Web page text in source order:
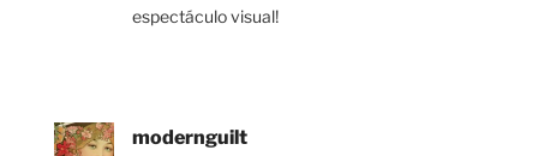
espectáculo visual!
modernguilt